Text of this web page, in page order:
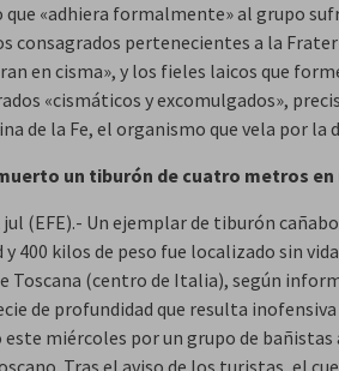
«adhiera formalmente» al grupo
consagrados pertenecientes a la
en cisma», y los fieles laicos que
«cismáticos y excomulgados»,
de la Fe, el organismo que vela por
un tiburón de cuatro metros
jul (EFE).- Un ejemplar de tiburón
400 kilos de peso fue localizado sin
Toscana (centro de Italia), según
de profundidad que resulta
este miércoles por un grupo de